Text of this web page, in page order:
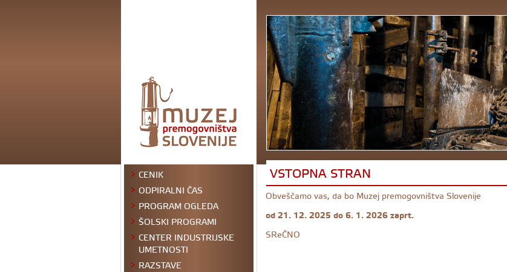
CENIK
ODPIRALNI ČAS
PROGRAM OGLEDA
ŠOLSKI PROGRAMI
CENTER INDUSTRIJSKE
UMETNOSTI
RAZSTAVE
VSTOPNA STRAN
Obveščamo vas, da bo Muzej premogovništva Slovenije
od 21. 12. 2025 do 6. 1. 2026 zaprt.
SReČNO